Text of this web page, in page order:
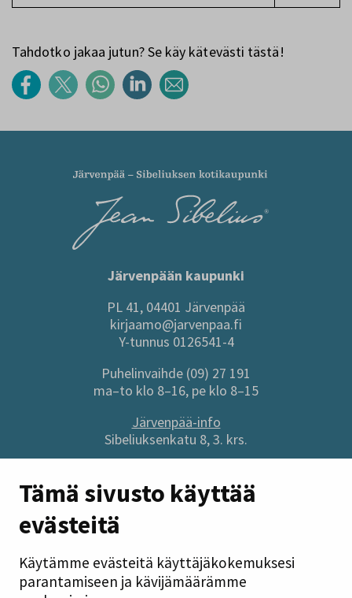
Tämä sivusto käyttää
evästeitä
Käytämme evästeitä käyttäjäkokemuksesi
parantamiseen ja kävijämäärämme
Tahdotko jakaa jutun? Se käy kätevästi tästä!
Järvenpään kaupunki
PL 41, 04401 Järvenpää
kirjaamo@jarvenpaa.fi
Y-tunnus 0126541-4
Puhelinvaihde (09) 27 191
ma–to klo 8–16, pe klo 8–15
Järvenpää-info
Sibeliuksenkatu 8, 3. krs.
Sivuston pikalinkit
Anna palautetta
Tilaa uutiskirje
Tietosuoja